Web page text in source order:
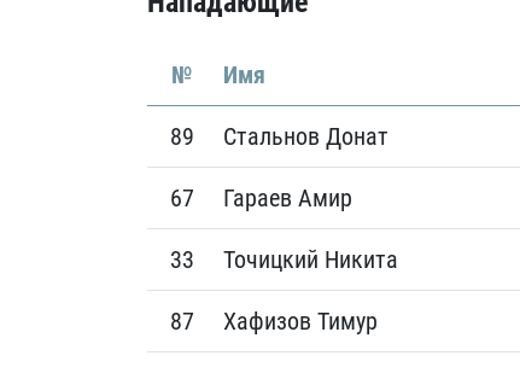
№ Имя
89 Стальнов Донат
67 Гараев Амир
33 Точицкий Никита
87 Хафизов Тимур